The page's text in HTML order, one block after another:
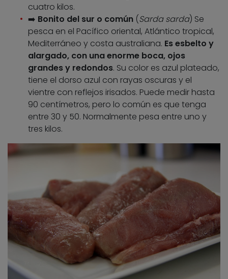
cuatro kilos.
➡️ Bonito del sur o común (Sarda sarda) Se
pesca en el Pacífico oriental, Atlántico tropical,
Mediterráneo y costa australiana. Es esbelto y
alargado, con una enorme boca, ojos
grandes y redondos. Su color es azul plateado,
tiene el dorso azul con rayas oscuras y el
vientre con reflejos irisados. Puede medir hasta
90 centímetros, pero lo común es que tenga
entre 30 y 50. Normalmente pesa entre uno y
tres kilos.